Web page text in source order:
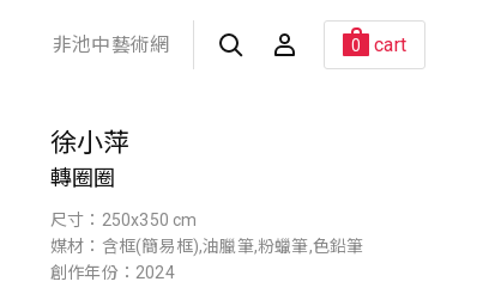
非池中藝術網 0 cart
徐小萍
轉圈圈
尺寸：250x350 cm
媒材：含框(簡易框),油臘筆,粉蠟筆,色鉛筆
創作年份：2024